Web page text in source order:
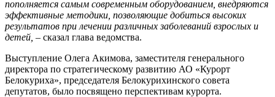
пополняется самым современным оборудованием, внедряются
эффективные методики, позволяющие добиться высоких
результатов при лечении различных заболеваний взрослых и
детей, – сказал глава ведомства.
Выступление Олега Акимова, заместителя генерального
директора по стратегическому развитию АО «Курорт
Белокуриха», председателя Белокурихинского совета
депутатов, было посвящено перспективам курорта.